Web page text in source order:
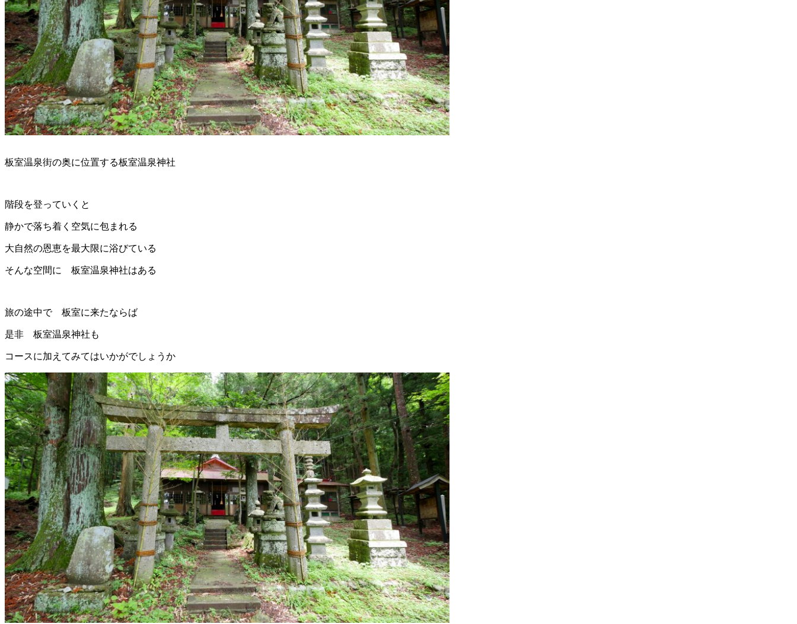
板室温泉街の奥に位置する板室温泉神社
階段を登っていくと
静かで落ち着く空気に包まれる
大自然の恩恵を最大限に浴びている
そんな空間に 板室温泉神社はある
旅の途中で 板室に来たならば
是非 板室温泉神社も
コースに加えてみてはいかがでしょうか